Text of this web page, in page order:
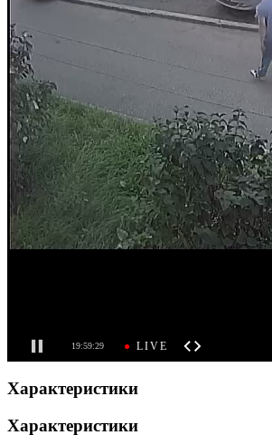
Характеристики
Характеристики